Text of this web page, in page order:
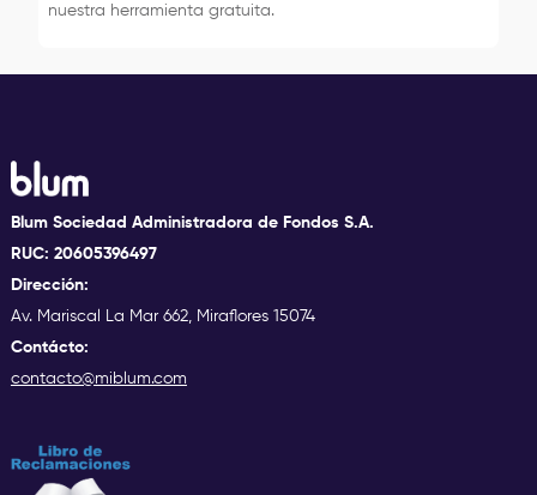
nuestra herramienta gratuita.
Blum Sociedad Administradora de Fondos S.A.
RUC: 20605396497
Dirección:
Av. Mariscal La Mar 662, Miraflores 15074
Contácto:
contacto@miblum.com